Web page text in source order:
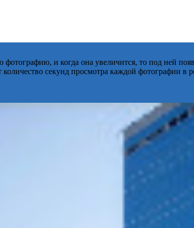
и когда она увеличится, то под ней
секунд просмотра каждой фотографии в